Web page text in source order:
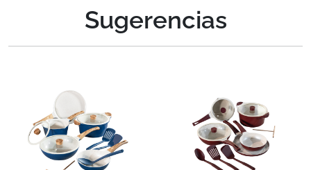
Sugerencias